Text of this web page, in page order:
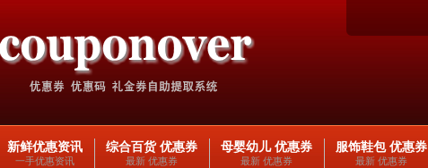
新鲜优惠资讯
一手优惠资讯
综合百货 优惠券
最新 优惠券
母婴幼儿 优惠券
最新 优惠券
服饰鞋包 优惠券
最新 优惠券